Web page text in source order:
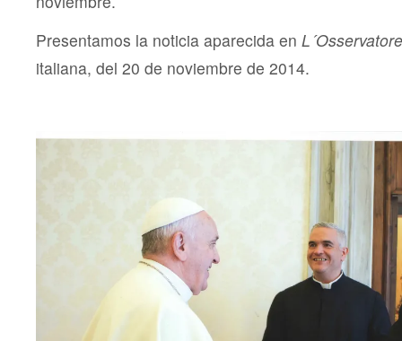
Presentamos la noticia aparecida en
italiana, del 20 de noviembre de 2014.